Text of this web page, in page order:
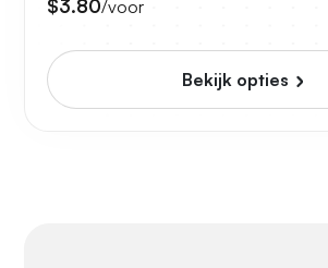
$3.80/voor
Bekijk opties